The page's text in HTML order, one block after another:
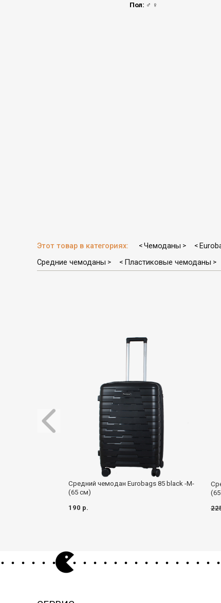
Пол: ♂ ♀
Этот товар в категориях: < Чемоданы > <
Средние чемоданы > < Пластиковые чемоданы >
Средний чемодан Eurobags 85 black -M-
(65 см)
190 р.